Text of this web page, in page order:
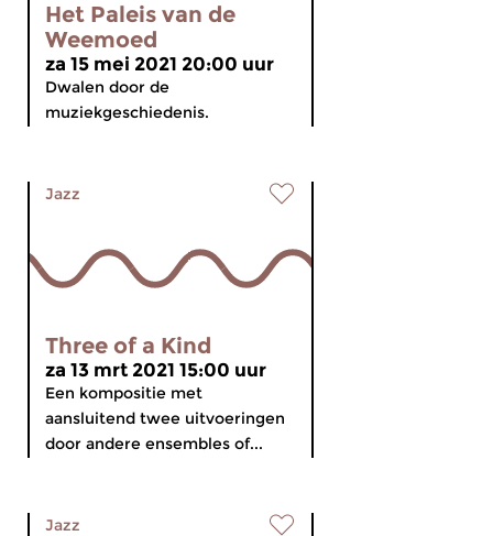
Het Paleis van de
Weemoed
za 15 mei 2021 20:00 uur
Dwalen door de
muziekgeschiedenis.
Jazz
Three of a Kind
za 13 mrt 2021 15:00 uur
Een kompositie met
aansluitend twee uitvoeringen
door andere ensembles of...
Jazz